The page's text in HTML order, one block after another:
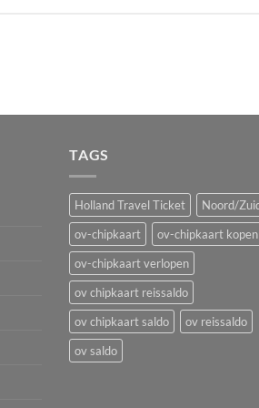
TAGS
Holland Travel Ticket
Noord/
ov-chipkaart
ov-chipkaart kopen
ov-chipkaart verlopen
ov chipkaart reissaldo
ov chipkaart saldo
ov reissaldo
ov saldo